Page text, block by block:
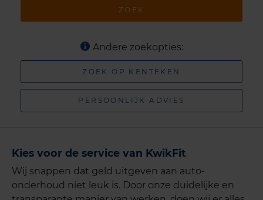
ZOEK
Andere zoekopties:
ZOEK OP KENTEKEN
PERSOONLIJK ADVIES
Kies voor de service van KwikFit
Wij snappen dat geld uitgeven aan auto-
onderhoud niet leuk is. Door onze duidelijke en